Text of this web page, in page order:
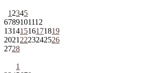
1 2345
6789101112
13141516171819
2021 2223242526
2728
1